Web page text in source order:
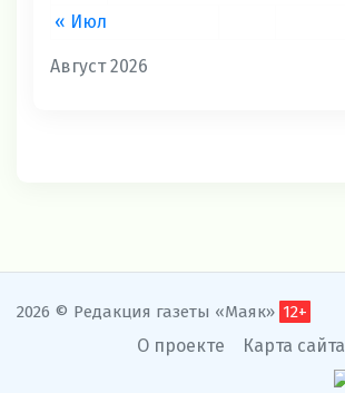
Август 2026
« Июл
2026 © Редакция газеты «Маяк» 12+
О проекте Карта сайта